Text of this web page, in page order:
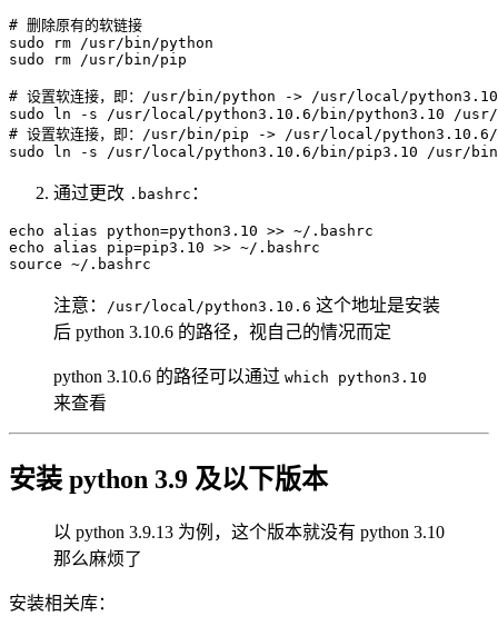
# 删除原有的软链接
sudo
rm
sudo
rm /usr/bin/pip
# 设置软连接，即：/usr/bin/python -> /usr/local/
sudo
ln
-s
# 设置软连接，即：/usr/bin/pip -> /usr/local/
sudo
ln -s /usr/local/python3.10.6/bin/pip3.10 /usr/
通过更改 .bashrc ：
echo alias python=python3.10 >>
echo
alias pip=pip3.10 >>
source ~/.bashrc
注意： /usr/local/python3.10.6 这个地址是安装
后 python 3.10.6 的路径，视自己的情况而定
python 3.10.6 的路径可以通过 which python3.10
来查看
安装 python 3.9 及以下版本
以 python 3.9.13 为例，这个版本就没有 python 3.10
那么麻烦了
安装相关库：